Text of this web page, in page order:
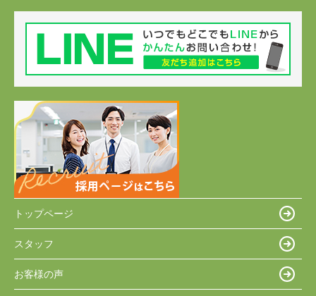
トップページ
スタッフ
お客様の声